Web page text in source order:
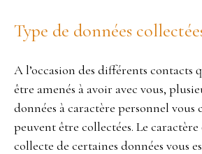
Type de données
A l’occasion des différents contacts
être amenés à avoir avec vous,
données à caractère personnel vous
peuvent être collectées. Le
collecte de certaines données vous